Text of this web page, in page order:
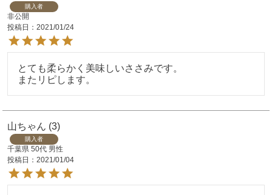
購入者
非公開
投稿日
2021/01/24
とても柔らかく美味しいささみです。
またリピします。
山ちゃん 3
購入者
千葉県 50代 男性
投稿日
2021/01/04